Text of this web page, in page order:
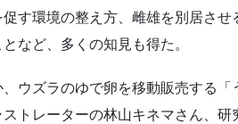
す環境の整え方、雌雄を別居さ
など、多くの知見も得た。
ウズラのゆで卵を移動販売する
トレーターの林山キネマさん、研